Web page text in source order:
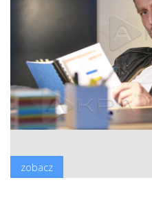
zobacz